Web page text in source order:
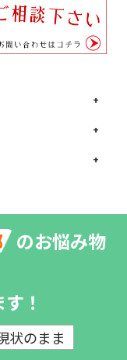
のお悩み物
！
状のまま